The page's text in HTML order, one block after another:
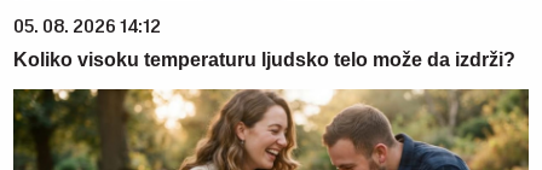
05. 08. 2026 14:12
Koliko visoku temperaturu ljudsko telo može da izdrži?